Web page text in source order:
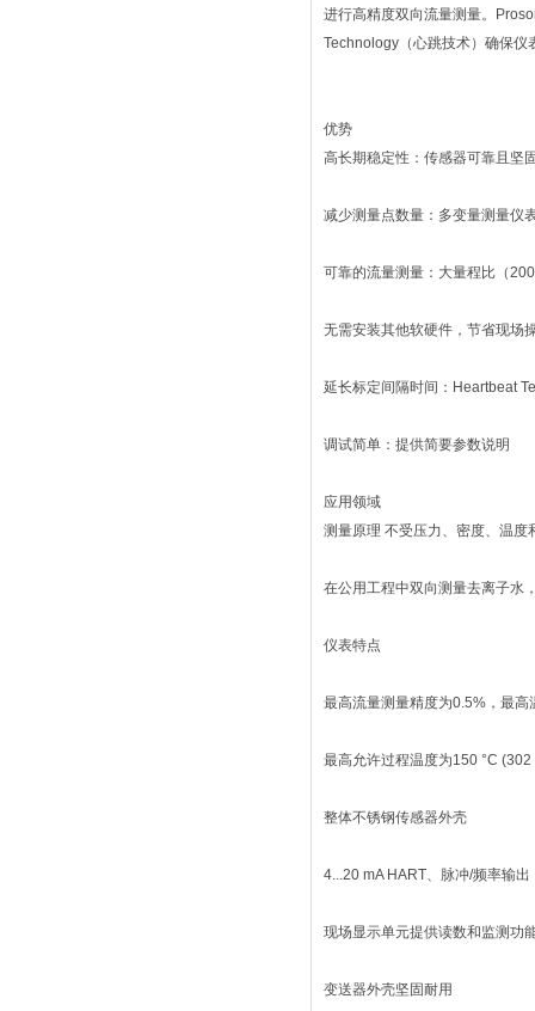
进行高精度双向流量测量。
Technology（心跳技术）确保仪
优势
高长期稳定性：传感器可靠且坚
减少测量点数量：多变量测量仪
可靠的流量测量：大量程比（
无需安装其他软硬件，节省现场
延长标定间隔时间：Heartbeat
调试简单：提供简要参数说明
应用领域
测量原理 不受压力、密度、温度
在公用工程中双向测量去离子水
仪表特点
最高流量测量精度为0.5%，最高
最高允许过程温度为150 °C (302
整体不锈钢传感器外壳
4...20 mA HART、脉冲/频率输出
现场显示单元提供读数和监测功
变送器外壳坚固耐用